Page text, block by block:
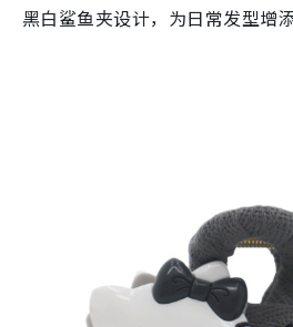
黑白鲨鱼夹设计，为日常发型增